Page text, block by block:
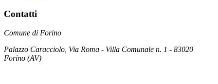
Contatti
Comune di Forino
Palazzo Caracciolo, Via Roma - Villa Comunale n. 1 - 83020
Forino (AV)